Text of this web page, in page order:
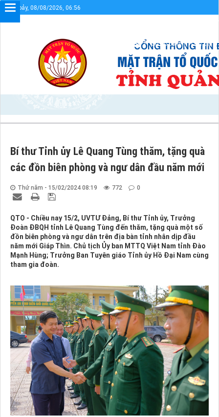
Thứ bảy, 08/08/2026, 06:56
Chào mừng bạn đến với Cổng thông tin điện tử UBMTTQVN tỉnh
Sơ đồ cổng Liên kết
Bí thư Tỉnh ủy Lê Quang Tùng thăm, tặng quà
các đồn biên phòng và ngư dân đầu năm mới
Thứ năm - 15/02/2024 08:19 772 0
QTO - Chiều nay 15/2, UVTƯ Đảng, Bí thư Tỉnh ủy, Trưởng
Đoàn ĐBQH tỉnh Lê Quang Tùng đến thăm, tặng quà một số
đồn biên phòng và ngư dân trên địa bàn tỉnh nhân dịp đầu
năm mới Giáp Thìn. Chủ tịch Ủy ban MTTQ Việt Nam tỉnh Đào
Mạnh Hùng; Trưởng Ban Tuyên giáo Tỉnh ủy Hồ Đại Nam cùng
tham gia đoàn.